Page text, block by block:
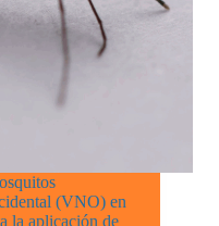
(VNO) en
la aplicación de